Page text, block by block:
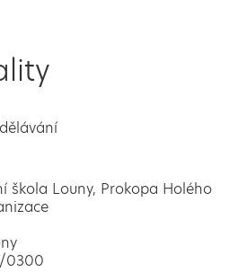
škola Louny, Prokopa Holého
0300